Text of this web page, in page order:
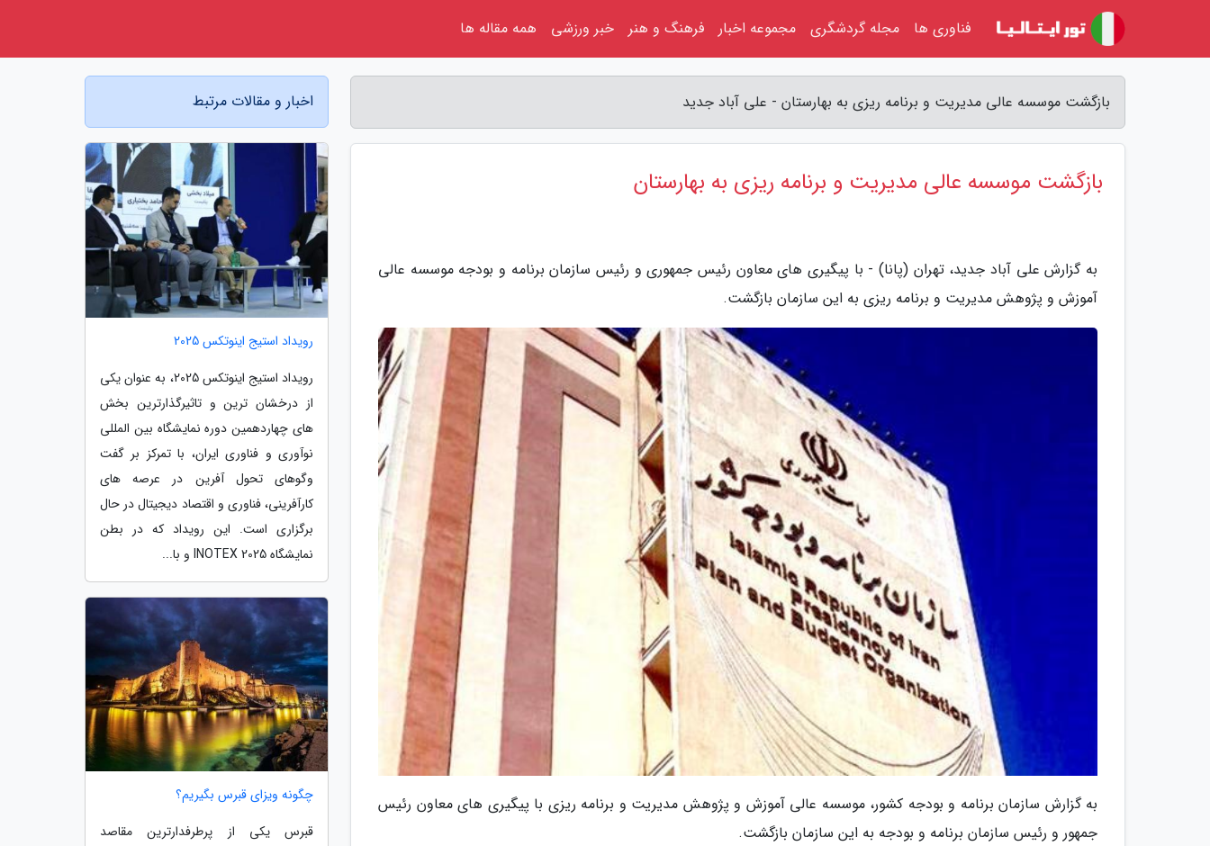
بازگشت موسسه عالی مدیریت و برنامه ریزی به بهارستان - علی آباد جدید
بازگشت موسسه عالی مدیریت و برنامه ریزی به بهارستان
به گزارش علی آباد جدید، تهران (پانا) - با پیگیری های معاون رئیس جمهوری و رئیس سازمان برنامه و بودجه موسسه عالی
آموزش و پژوهش مدیریت و برنامه ریزی به این سازمان بازگشت.
به گزارش سازمان برنامه و بودجه کشور، موسسه عالی آموزش و پژوهش مدیریت و برنامه ریزی با پیگیری های معاون رئیس
جمهور و رئیس سازمان برنامه و بودجه به این سازمان بازگشت.
اخبار و مقالات مرتبط
رویداد استیج اینوتکس 2025
رویداد استیج اینوتکس 2025، به عنوان یکی
از درخشان ترین و تاثیرگذارترین بخش
های چهاردهمین دوره نمایشگاه بین المللی
نوآوری و فناوری ایران، با تمرکز بر گفت
وگوهای تحول آفرین در عرصه های
کارآفرینی، فناوری و اقتصاد دیجیتال در حال
برگزاری است. این رویداد که در بطن
نمایشگاه INOTEX 2025 و با...
چگونه ویزای قبرس بگیریم؟
قبرس یکی از پرطرفدارترین مقاصد
فناوری ها مجله گردشگری مجموعه اخبار فرهنگ و هنر خبر ورزشی همه مقاله ها